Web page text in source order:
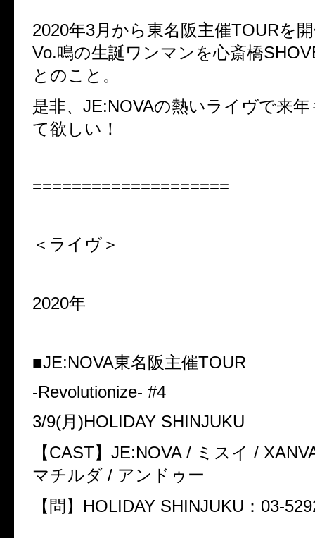
2020年3月から東名阪主催TOURを
Vo.鳴の生誕ワンマンを心斎橋
とのこと。
是非、JE:NOVAの熱いライヴで来
て欲しい！
====================
＜ライヴ＞
2020年
■JE:NOVA東名阪主催TOUR
-Revolutionize- #4
3/9(月)HOLIDAY SHINJUKU
【CAST】JE:NOVA / ミスイ /
マチルダ / アンドゥー
【問】HOLIDAY SHINJUKU：03-